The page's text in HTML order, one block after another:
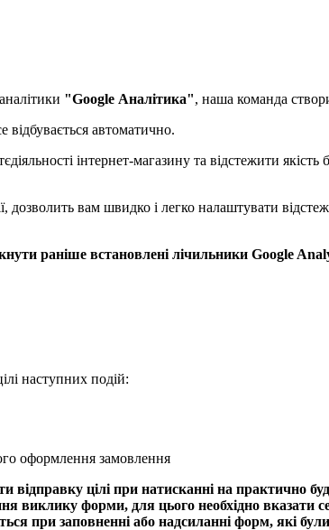
"Google Аналітика", наша команда
відбувається автоматично.
інтернет-магазину та відстежити якість
дозволить вам швидко і легко налаштувати
раніше встановлені лічильники Google
наступних подій:
оформлення замовлення
відправку цілі при натисканні на практично
форми, для цього необхідно вказати
при заповненні або надсиланні форм, які